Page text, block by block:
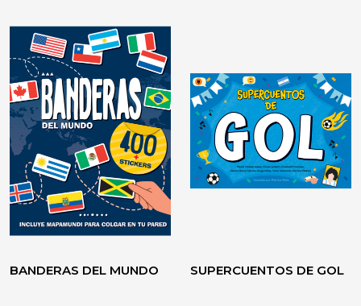
GIMNASIA MENTAL:
JUEGOS DE LÓGICA
DIDÁCTICAS
BANDERAS DEL MUNDO SUPERCUENTOS DE GOL